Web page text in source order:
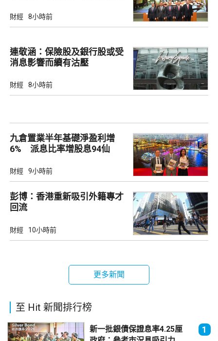
財經 8小時前
連敬涵：保險股及銀行股或受
消息影響而續有沽壓
財經 8小時前
九倉置業半年基礎淨盈利增
6% 派息比率增股息94仙
財經 9小時前
彭博：香港重新吸引外籍專才
回流
財經 10小時前
更多新聞
至 Hit 新聞排行榜
新一批銀債保證息率4.25厘
1